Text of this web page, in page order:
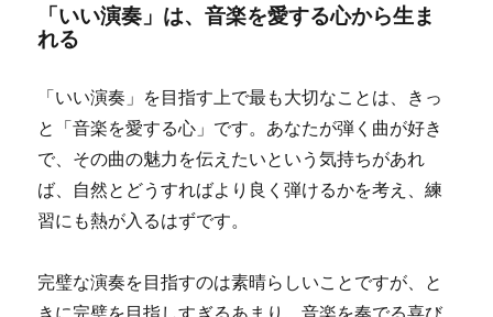
「いい演奏」は、音楽を愛する心から生ま
れる
「いい演奏」を目指す上で最も大切なことは、きっ
と「音楽を愛する心」です。あなたが弾く曲が好き
で、その曲の魅力を伝えたいという気持ちがあれ
ば、自然とどうすればより良く弾けるかを考え、練
習にも熱が入るはずです。
完璧な演奏を目指すのは素晴らしいことですが、と
きに完璧を目指しすぎるあまり、音楽を奏でる喜び